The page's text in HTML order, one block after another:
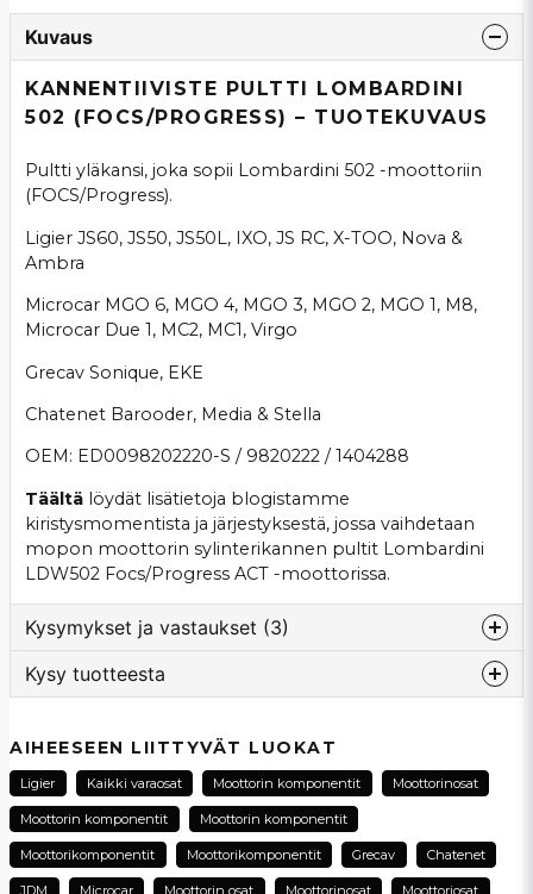
Kuvaus
KANNENTIIVISTE PULTTI LOMBARDINI
502 (FOCS/PROGRESS) – TUOTEKUVAUS
Pultti yläkansi, joka sopii Lombardini 502 -moottoriin
(FOCS/Progress).
Ligier JS60, JS50, JS50L, IXO, JS RC, X-TOO, Nova &
Ambra
Microcar MGO 6, MGO 4, MGO 3, MGO 2, MGO 1, M8,
Microcar Due 1, MC2, MC1, Virgo
Grecav Sonique, EKE
Chatenet Barooder, Media & Stella
OEM: ED0098202220-S / 9820222 / 1404288
Täältä löydät lisätietoja blogistamme
kiristysmomentista ja järjestyksestä, jossa vaihdetaan
mopon moottorin sylinterikannen pultit Lombardini
LDW502 Focs/Progress ACT -moottorissa.
Kysymykset ja vastaukset (3)
blocket till toppen. Vad jag kan se är bultarna "M9
x 1.5" vilket är ovanligt med 1.5 mm i gängstigning.
Stämmer det?
Kauppa vastasi
Tack för din fråga! Om du har en Lombardini Focs
Kysy tuotteesta
Kysy meiltä tästä tuotteesta...
name
Nimi
AIHEESEEN LIITTYVÄT LUOKAT
Ligier Kaikki varaosat Moottorin komponentit Moottorinosat
Moottorin komponentit Moottorin komponentit
Moottorikomponentit Moottorikomponentit Grecav Chatenet
JDM Microcar Moottorin osat Moottorinosat Moottoriosat